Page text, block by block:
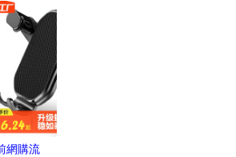
S3
專用
與手機
保護套
實現性
與穩固
網購流